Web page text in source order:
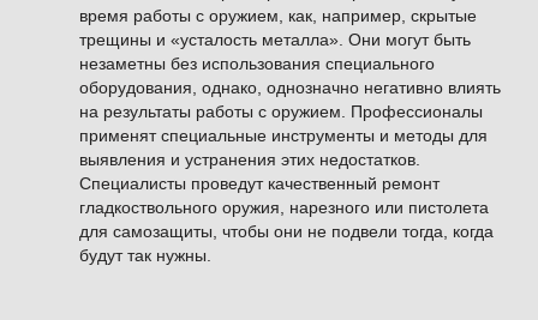
время работы с оружием, как, например, скрытые
трещины и «усталость металла». Они могут быть
незаметны без использования специального
оборудования, однако, однозначно негативно влиять
на результаты работы с оружием. Профессионалы
применят специальные инструменты и методы для
выявления и устранения этих недостатков.
Специалисты проведут качественный ремонт
гладкоствольного оружия, нарезного или пистолета
для самозащиты, чтобы они не подвели тогда, когда
будут так нужны.